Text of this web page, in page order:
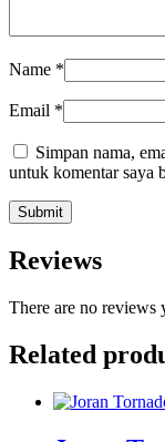
Name *
Email *
Simpan nama,
untuk komentar saya
Reviews
There are no reviews
Related